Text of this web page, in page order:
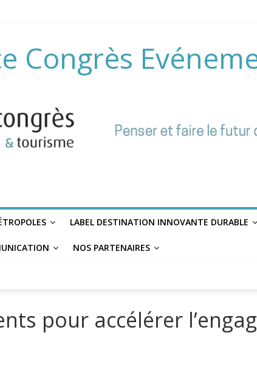
Congrès
LABEL DESTINATION INNOVANTE DURABLE
NOS PARTENAIRES
pour accélérer